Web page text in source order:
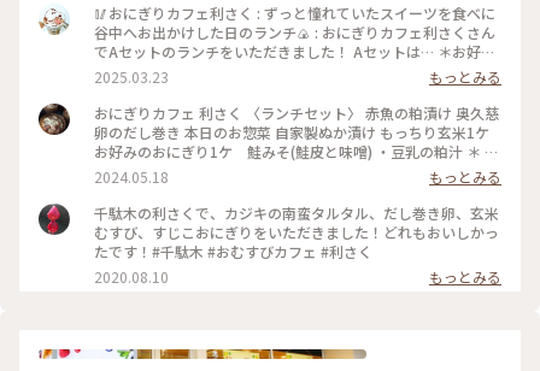
🥢おにぎりカフェ利さく : ずっと憧れていたスイーツを食べに
谷中へお出かけした日のランチ🍙 : おにぎりカフェ利さくさん
でAセットのランチをいただきました！ Aセットは… ＊お好み
のおにぎり2個 ＊お好みのスープ を選べて¥900でした✨ おに
ぎりは30種類ほどあり、注文が入ってから作ってくれるシステ
ムです🍙 とにかく種類が多いので、気になるおにぎりがたく
さん🤤 迷いに迷って、『炙りみそにぎり』と『クリームチーズ
たらこ』を選びました！ おにぎり屋さんのおにぎり…✨ お米
や海苔、塩などの素材、炊き方にもこだわっていてとっても美
味しかったです♡ スープは季節限定の『豆乳の粕汁』を選び
ました！ まろやかで優しい味で美味しかった😌 : スイーツをい
ただく予定があったのでお昼は控えめに。 それでも、意外と
お腹いっぱいになりました🎵 : お店は千駄木駅の近くで行きや
すいです🌟 平日のお休みの日に行きましたが、意外と混んで
いて20分くらい待って座れました。 外国人の方が多かった
#milkのミルキーな毎日
2025.03.23
もっとみる
おにぎりカフェ 利さく 〈ランチセット〉 赤魚の粕漬け 奥久慈
卵のだし巻き 本日のお惣菜 自家製ぬか漬け もっちり玄米1ケ
お好みのおにぎり1ケ 鮭みそ(鮭皮と味噌) ・豆乳の粕汁 ＊ お
久しぶりのおにぎりランチ☆ 千駄木駅近くの「おにぎりカフ
ェ 利さく」へ…☆ おにぎりと小鉢いろいろの お得なランチセ
ット☆ お好みのおにぎり1ケには 悩んだ末に鮭みそ(鮭皮と味
噌)を☆ 赤魚の粕漬けやだし巻き 小松菜のお浸し ぬか漬け ど
れもおいしくホッとする味わい☆ 鮭みそのおにぎりも もちろ
んおいしかったですが もっちり玄米がまた たまらなく味わい
深いおいしさ☆☆☆ やっぱり おにぎり屋さんのおにぎりはお
2024.05.18
もっとみる
千駄木の利さくで、カジキの南蛮タルタル、だし巻き卵、玄米
むすび、すじこおにぎりをいただきました！どれもおいしかっ
たです！#千駄木 #おむすびカフェ #利さく
2020.08.10
もっとみる